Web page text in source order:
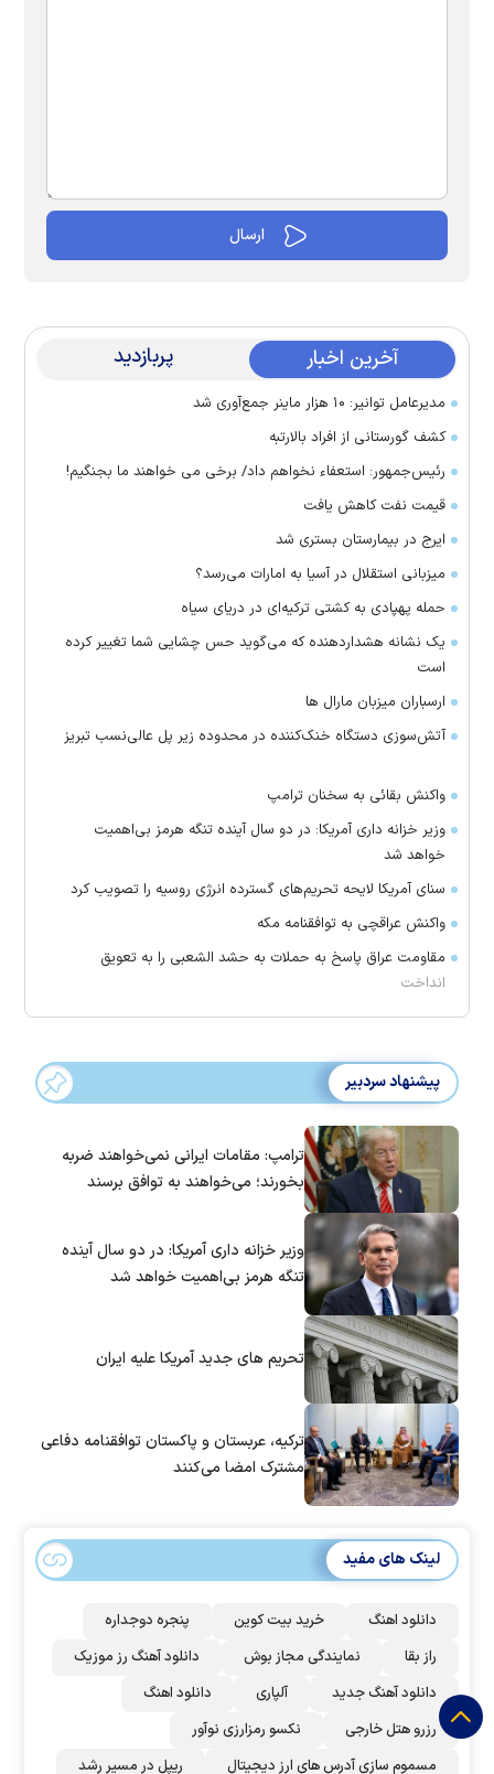
آخرین اخبار پربازدید
مدیرعامل توانیر: ۱۰ هزار ماینر جمع‌آوری شد
کشف گورستانی از افراد بالارتبه
رئیس‌جمهور: استعفاء نخواهم داد/ برخی می خواهند ما بجنگیم!
قیمت نفت کاهش یافت
ایرج در بیمارستان بستری شد
میزبانی استقلال در آسیا به امارات می‌رسد؟
حمله پهپادی به کشتی ترکیه‌ای در دریای سیاه
یک نشانه هشداردهنده که می‌گوید حس چشایی شما تغییر کرده
است
ارسباران میزبان مارال ها
آتش‌سوزی دستگاه خنک‌کننده در محدوده زیر پل عالی‌نسب تبریز
واکنش بقائی به سخنان ترامپ
وزیر خزانه داری آمریکا: در دو سال آینده تنگه هرمز بی‌اهمیت
خواهد شد
سنای آمریکا لایحه تحریم‌های گسترده انرژی روسیه را تصویب کرد
واکنش عراقچی به توافقنامه مکه
مقاومت عراق پاسخ به حملات به حشد الشعبی را به تعویق
انداخت
پیشنهاد سردبیر
ترامپ: مقامات ایرانی نمی‌خواهند ضربه
بخورند؛ می‌خواهند به توافق برسند
وزیر خزانه داری آمریکا: در دو سال آینده
تنگه هرمز بی‌اهمیت خواهد شد
تحریم های جدید آمریکا علیه ایران
ترکیه، عربستان و پاکستان توافقنامه دفاعی
مشترک امضا می‌کنند
لینک های مفید
دانلود اهنگ خرید بیت کوین
پنجره دوجداره
راز بقا
نمایندگی مجاز بوش
دانلود آهنگ رز‌ موزیک
دانلود آهنگ جدید
آلپاری
دانلود اهنگ
رزرو هتل خارجی
نکسو رمزارزی نوآور
مسموم سازی آدرس های ارز دیجیتال
ریپل در مسیر رشد